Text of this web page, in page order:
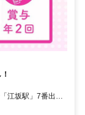
江坂駅」7番出口